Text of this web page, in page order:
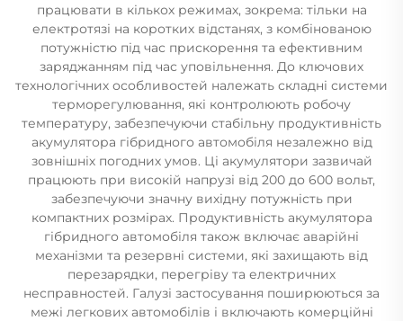
працювати в кількох режимах, зокрема: тільки на
електротязі на коротких відстанях, з комбінованою
потужністю під час прискорення та ефективним
заряджанням під час уповільнення. До ключових
технологічних особливостей належать складні системи
терморегулювання, які контролюють робочу
температуру, забезпечуючи стабільну продуктивність
акумулятора гібридного автомобіля незалежно від
зовнішніх погодних умов. Ці акумулятори зазвичай
працюють при високій напрузі від 200 до 600 вольт,
забезпечуючи значну вихідну потужність при
компактних розмірах. Продуктивність акумулятора
гібридного автомобіля також включає аварійні
механізми та резервні системи, які захищають від
перезарядки, перегріву та електричних
несправностей. Галузі застосування поширюються за
межі легкових автомобілів і включають комерційні